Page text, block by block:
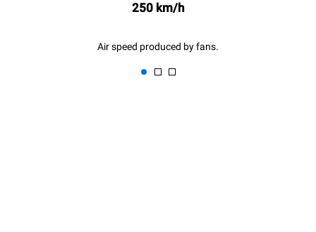
250 km/h
Air speed produced by fans.